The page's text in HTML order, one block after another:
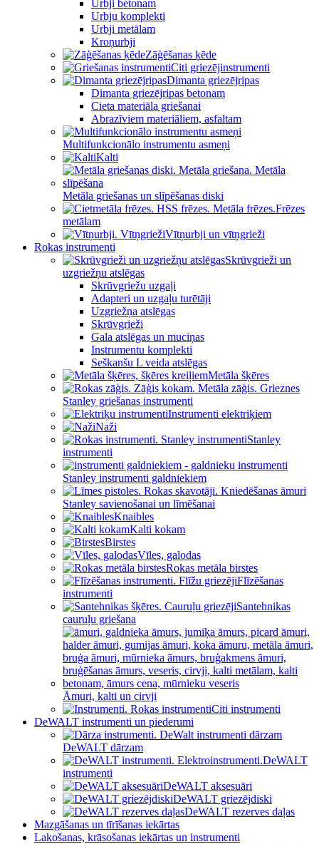
Urbji betonam
Urbju komplekti
Urbji metālam
Kroņurbji
Zāģēšanas ķēde
Citi griezējinstrumenti
Dimanta griezējripas
Dimanta griezējripas betonam
Cieta materiāla griešanai
Abrazīviem materiāliem, asfaltam
Multifunkcionālo instrumentu asmeņi
Kalti
Metāla griešanas un slīpēšanas diski
Frēzes
metālam
Vītņurbji un vītņgrieži
Rokas instrumenti
Skrūvgrieži un
uzgriežņu atslēgas
Skrūvgriežu uzgaļi
Adapteri un uzgaļu turētāji
Uzgriežņa atslēgas
Skrūvgrieži
Gala atslēgas un muciņas
Instrumentu komplekti
Seškanšu L veida atslēgas
Metāla šķēres
Stanley griešanas instrumenti
Instrumenti elektriķiem
Naži
Stanley
instrumenti
Stanley instrumenti galdniekiem
Stanley savienošanai un līmēšanai
Knaibles
Kalti kokam
Birstes
Vīles, galodas
Rokas metāla birstes
Flīzēšanas
instrumenti
Santehnikas
cauruļu griešana
Āmuri, kalti un cirvji
Citi instrumenti
DeWALT instrumenti un piederumi
DeWALT dārzam
DeWALT
instrumenti
DeWALT aksesuāri
DeWALT griezējdiski
DeWALT rezerves daļas
Mazgāšanas un tīrīšanas iekārtas
Lakošanas, krāsošanas iekārtas un instrumenti